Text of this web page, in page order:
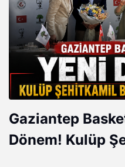
Gaziantep
Dönem! Kulüp